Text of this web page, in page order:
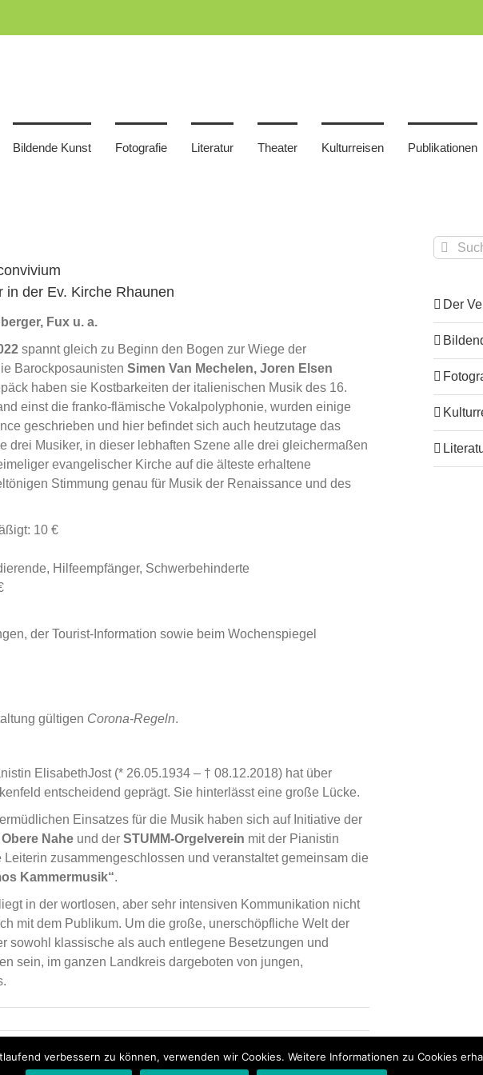
Bildende Kunst Fotografie Literatur Theater Kulturreisen Publikationen
in der Ev. Kirche Rhaunen
Fux u. a.
spannt gleich zu Beginn den Bogen zur Wiege der
Barockposaunisten Simen Van Mechelen, Joren Elsen
haben sie Kostbarkeiten der italienischen Musik des 16.
einst die franko-flämische Vokalpolyphonie, wurden einige
geschrieben und hier befindet sich auch heutzutage das
drei Musiker, in dieser lebhaften Szene alle drei gleichermaßen
evangelischer Kirche auf die älteste erhaltene
Stimmung genau für Musik der Renaissance und des
10 €
Hilfeempfänger, Schwerbehinderte
der Tourist-Information sowie beim Wochenspiegel
gültigen Corona-Regeln.
ElisabethJost (* 26.05.1934 – † 08.12.2018) hat über
entscheidend geprägt. Sie hinterlässt eine große Lücke.
Einsatzes für die Musik haben sich auf Initiative der
Nahe und der STUMM-Orgelverein mit der Pianistin
Leiterin zusammengeschlossen und veranstaltet gemeinsam die
Kammermusik“.
in der wortlosen, aber sehr intensiven Kommunikation nicht
mit dem Publikum. Um die große, unerschöpfliche Welt der
sowohl klassische als auch entlegene Besetzungen und
sein, im ganzen Landkreis dargeboten von jungen,
Suche
nach:
Der
verbessern zu können, verwenden wir Cookies. Weitere Informationen zu Cookies